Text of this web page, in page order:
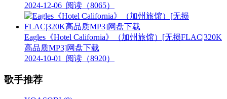
2024-12-06 阅读（8065）
Eagles《Hotel California》（加州旅馆）[无损FLAC|320K
高品质MP3]网盘下载
2024-10-01
阅读（8920）
歌手推荐